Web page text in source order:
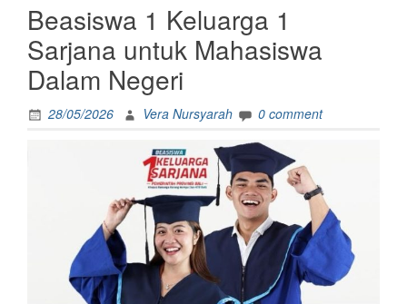
Beasiswa 1 Keluarga 1
Sarjana untuk Mahasiswa
Dalam Negeri
28/05/2026 Vera Nursyarah 0 comment